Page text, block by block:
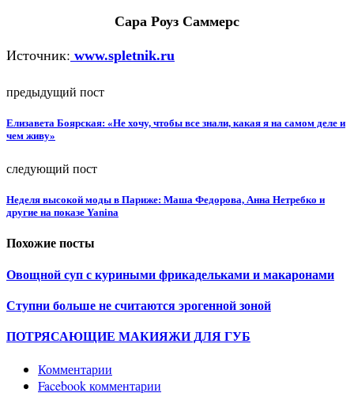
Сара Роуз Саммерс
Источник: www.spletnik.ru
предыдущий пост
Елизавета Боярская: «Не хочу, чтобы все знали, какая я на самом деле и
чем живу»
следующий пост
Неделя высокой моды в Париже: Маша Федорова, Анна Нетребко и
другие на показе Yanina
Похожие посты
Овощной суп с куриными фрикадельками и макаронами
Ступни больше не считаются эрогенной зоной
ПОТРЯСАЮЩИЕ МАКИЯЖИ ДЛЯ ГУБ
Комментарии
Facebook комментарии